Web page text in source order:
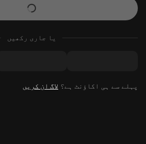
یا جاری رکھیں
پہلے سے ہی اکاؤنٹ ہے؟ لاگ ان کریں